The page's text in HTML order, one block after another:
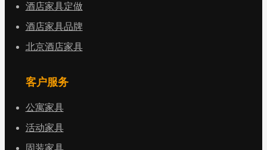
酒店家具定做
酒店家具品牌
北京酒店家具
客户服务
公寓家具
活动家具
固装家具